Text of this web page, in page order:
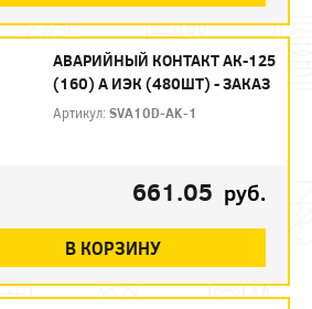
АВАРИЙНЫЙ КОНТАКТ АК-125
(160) А ИЭК (480ШТ) - ЗАКАЗ
Артикул:SVA10D-AK-1
661.05 руб.
В КОРЗИНУ